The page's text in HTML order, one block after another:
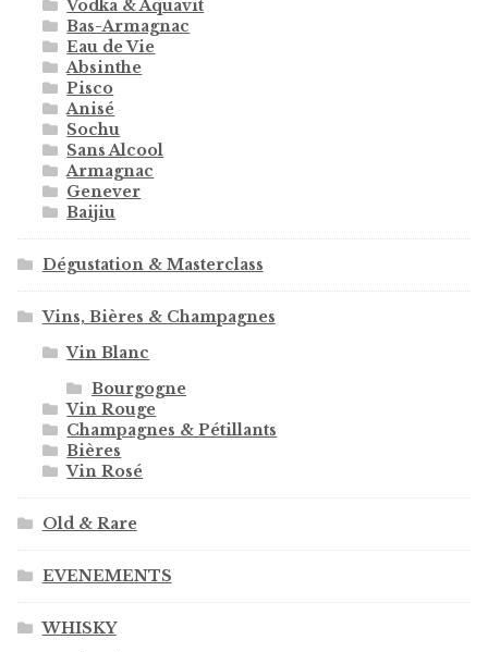
Vodka & Aquavit
Bas-Armagnac
Eau de Vie
Absinthe
Pisco
Anisé
Sochu
Sans Alcool
Armagnac
Genever
Baijiu
Dégustation & Masterclass
Vins, Bières & Champagnes
Vin Blanc
Bourgogne
Vin Rouge
Champagnes & Pétillants
Bières
Vin Rosé
Old & Rare
EVENEMENTS
WHISKY